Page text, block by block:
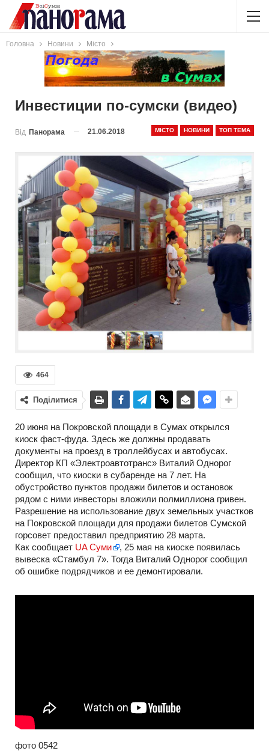
Головна Новини Місто
Инвестиции по-сумски (видео)
МІСТО НОВИНИ ТОП ТЕМА
Від Панорама 21.06.2018
464
Поділитися
20 июня на Покровской площади в Сумах открылся
киоск фаст-фуда. Здесь же должны продавать
документы на проезд в троллейбусах и автобусах.
Директор КП «Электроавтотранс» Виталий Однорог
сообщил, что киоски в субаренде на 7 лет. На
обустройство пунктов продажи билетов и остановок
рядом с ними инвесторы вложили полмиллиона гривен.
Разрешение на использование двух земельных участков
на Покровской площади для продажи билетов Сумской
горсовет предоставил предприятию 28 марта.
Как сообщает UA Суми
, 25 мая на киоске появилась
вывеска «Стамбул 7». Тогда Виталий Однорог сообщил
об ошибке подрядчиков и ее демонтировали.
фото 0542